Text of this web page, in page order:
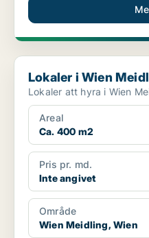
Lokaler i Wien Meidling, Wien
Lokaler i Wien
Lokaler att hyra i Wien
Areal
Ca. 400 m2
Pris pr. md.
Inte angivet
Område
Wien Meidling, Wien